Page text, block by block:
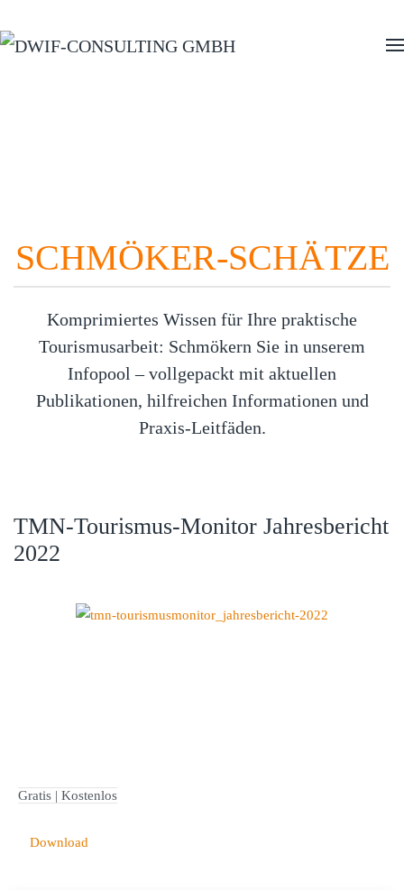
Zum Hauptinhalt springen
SCHMÖKER-SCHÄTZE
Komprimiertes Wissen für Ihre praktische
Tourismusarbeit: Schmökern Sie in unserem
Infopool – vollgepackt mit aktuellen
Publikationen, hilfreichen Informationen und
Praxis-Leitfäden.
TMN-Tourismus-Monitor Jahresbericht
2022
Gratis | Kostenlos
Download